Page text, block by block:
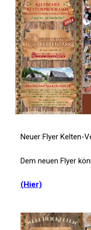
Neuer Flyer Kelten-
Dem neuen Flyer
(Hier)